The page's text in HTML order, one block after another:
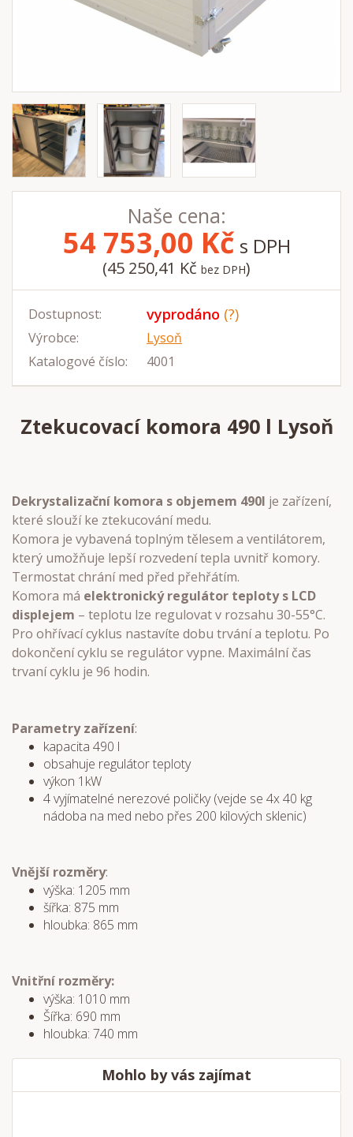
Naše cena:
54 753,00 Kč s DPH
(45 250,41 Kč bez DPH)
Dostupnost: vyprodáno (?)
Výrobce:
Lysoň
Katalogové číslo:
4001
Ztekucovací komora 490 l Lysoň
Dekrystalizační komora s objemem 490l je zařízení,
které slouží ke ztekucování medu.
Komora je vybavená toplným tělesem a ventilátorem,
který umožňuje lepší rozvedení tepla uvnitř komory.
Termostat chrání med před přehřátím.
Komora má elektronický regulátor teploty s LCD
displejem – teplotu lze regulovat v rozsahu 30-55°C.
Pro ohřívací cyklus nastavíte dobu trvání a teplotu. Po
dokončení cyklu se regulátor vypne. Maximální čas
trvaní cyklu je 96 hodin.
Parametry zařízení:
kapacita 490 l
obsahuje regulátor teploty
výkon 1kW
4 vyjímatelné nerezové poličky (vejde se 4x 40 kg
nádoba na med nebo přes 200 kilových sklenic)
Vnější rozměry:
výška: 1205 mm
šířka: 875 mm
hloubka: 865 mm
Vnitřní rozměry:
výška: 1010 mm
Šířka: 690 mm
hloubka: 740 mm
Mohlo by vás zajímat